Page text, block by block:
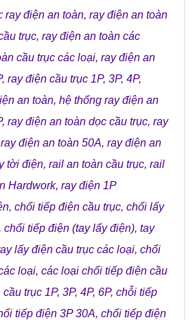
ray điện an toàn, ray điện an toàn
trục, ray điện an toàn các
cầu trục các loại, ray điện an
, ray điện cầu trục 1P, 3P, 4P,
an toàn, hệ thống ray điện an
, ray điện an toàn dọc cầu trục, ray
ray điện an toàn 50A, ray điện an
tời điện, rail an toàn cầu trục, rail
Hardwork, ray điện 1P
, chổi tiếp điện cầu trục, chổi lấy
, chổi tiếp điện (tay lấy điện), tay
lấy điện cầu trục các loại, chổi
loại, các loại chổi tiếp điện cầu
trục 1P, 3P, 4P, 6P, chỗi tiếp
tiếp điện 3P 30A, chổi tiếp điện